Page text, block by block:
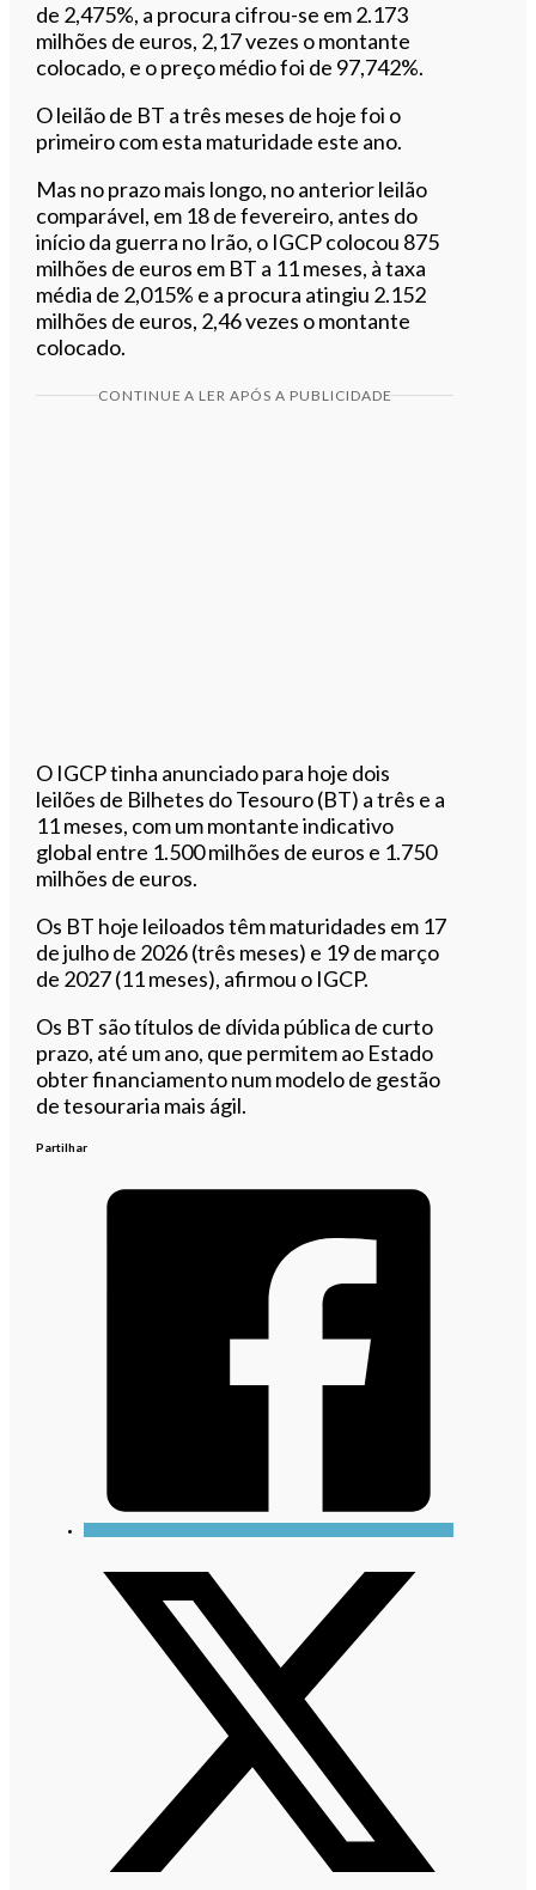
de 2,475%, a procura cifrou-se em 2.173
milhões de euros, 2,17 vezes o montante
colocado, e o preço médio foi de 97,742%.
O leilão de BT a três meses de hoje foi o
primeiro com esta maturidade este ano.
Mas no prazo mais longo, no anterior leilão
comparável, em 18 de fevereiro, antes do
início da guerra no Irão, o IGCP colocou 875
milhões de euros em BT a 11 meses, à taxa
média de 2,015% e a procura atingiu 2.152
milhões de euros, 2,46 vezes o montante
colocado.
CONTINUE A LER APÓS A PUBLICIDADE
O IGCP tinha anunciado para hoje dois
leilões de Bilhetes do Tesouro (BT) a três e a
11 meses, com um montante indicativo
global entre 1.500 milhões de euros e 1.750
milhões de euros.
Os BT hoje leiloados têm maturidades em 17
de julho de 2026 (três meses) e 19 de março
de 2027 (11 meses), afirmou o IGCP.
Os BT são títulos de dívida pública de curto
prazo, até um ano, que permitem ao Estado
obter financiamento num modelo de gestão
de tesouraria mais ágil.
Partilhar